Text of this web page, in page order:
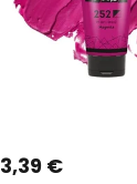
3,39 €